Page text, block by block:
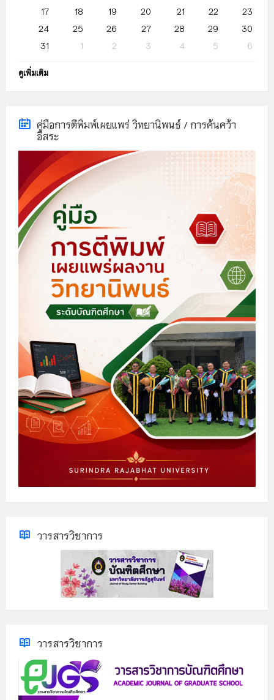
17
18 19 20 21 22
23
24
25 26 27 28 29
30
31
1 2 3 4 5
6
to
ดูเพิ่มเติม
คู่มือการตีพิมพ์เผยแพร่ วิทยานิพนธ์ / การค้นคว้า
อิสระ
วารสารวิชาการ
วารสารวิชาการ